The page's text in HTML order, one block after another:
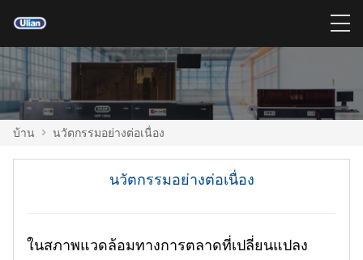
บ้าน > นวัตกรรมอย่างต่อเนื่อง
นวัตกรรมอย่างต่อเนื่อง
ในสภาพแวดล้อมทางการตลาดที่เปลี่ยนแปลง